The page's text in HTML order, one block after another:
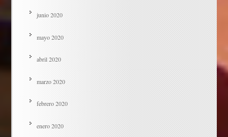
junio 2020
mayo 2020
abril 2020
marzo 2020
febrero 2020
enero 2020